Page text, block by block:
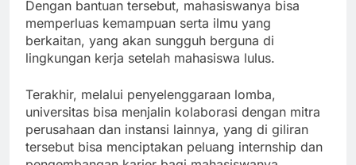
Dengan bantuan tersebut, mahasiswanya bisa
memperluas kemampuan serta ilmu yang
berkaitan, yang akan sungguh berguna di
lingkungan kerja setelah mahasiswa lulus.
Terakhir, melalui penyelenggaraan lomba,
universitas bisa menjalin kolaborasi dengan mitra
perusahaan dan instansi lainnya, yang di giliran
tersebut bisa menciptakan peluang internship dan